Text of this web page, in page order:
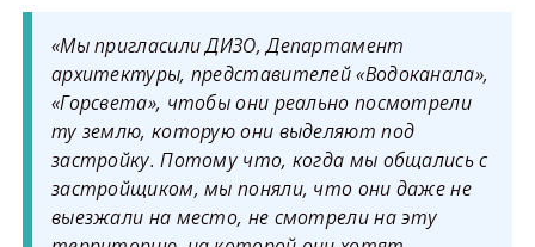
«Мы пригласили ДИЗО, Департамент
архитектуры, представителей «Водоканала»,
«Горсвета», чтобы они реально посмотрели
ту землю, которую они выделяют под
застройку. Потому что, когда мы общались с
застройщиком, мы поняли, что они даже не
выезжали на место, не смотрели на эту